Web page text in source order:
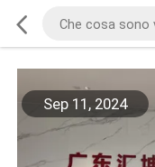
Sep 11, 2024